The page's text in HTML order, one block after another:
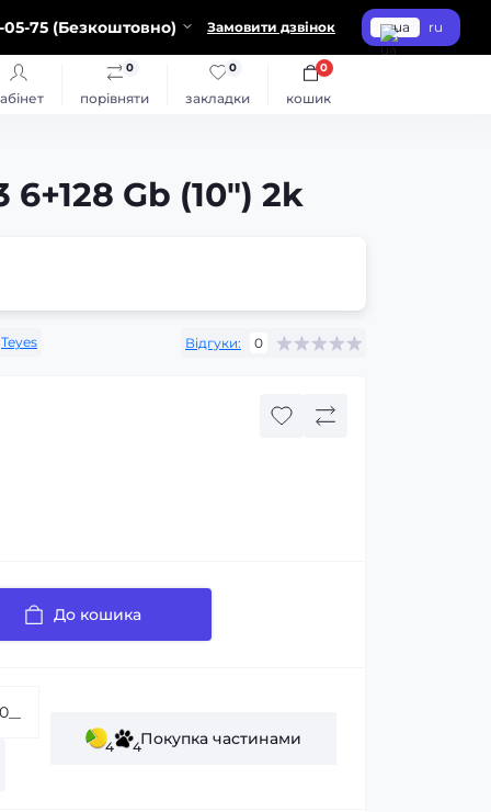
75 (Безкоштовно) Замовити дзвінок ua ru
порівняти
0
закладки
0
кошик
0
Gb (10") 2k
Teyes Відгуки: 0
До кошика
4 4Покупка частинами